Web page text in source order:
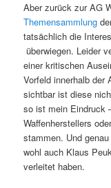
Aber zurück zur AG
Themensammlung
tatsächlich die
überwiegen. Leider
einer kritischen
Vorfeld innerhalb der
sichtbar ist diese
so ist mein Eindruck
Waffenherstellers
stammen. Und
wohl auch Klaus
verleitet haben.